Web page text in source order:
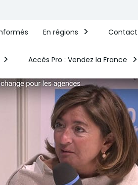
En régions Contact
Accès Pro : Vendez la France​